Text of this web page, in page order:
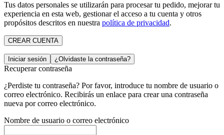
Tus datos personales se utilizarán para procesar tu pedido, mejorar tu
experiencia en esta web, gestionar el acceso a tu cuenta y otros
propósitos descritos en nuestra política de privacidad.
CREAR CUENTA
Iniciar sesión ¿Olvidaste la contraseña?
Recuperar contraseña
¿Perdiste tu contraseña? Por favor, introduce tu nombre de usuario o
correo electrónico. Recibirás un enlace para crear una contraseña
nueva por correo electrónico.
Nombre de usuario o correo electrónico